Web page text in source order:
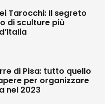
Tarocchi: Il segreto
di sculture più
di Pisa: tutto quello
per organizzare
nel 2023